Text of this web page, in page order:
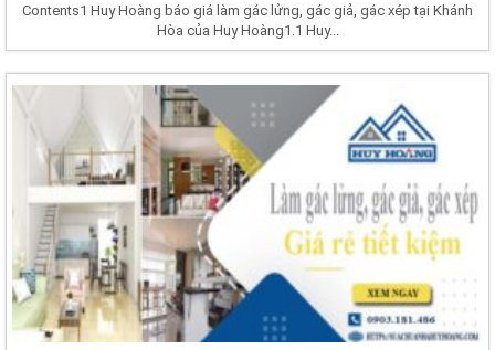
Contents1 Huy Hoàng báo giá làm gác lửng, gác giả, gác xép tại Khánh
Hòa của Huy Hoàng1.1 Huy...